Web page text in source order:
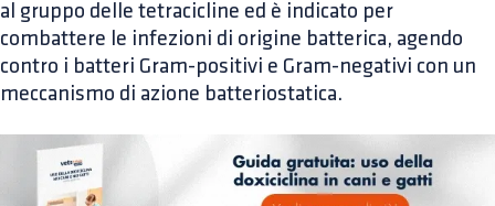
al gruppo delle tetracicline ed è indicato per
combattere le infezioni di origine batterica, agendo
contro i batteri Gram-positivi e Gram-negativi con un
meccanismo di azione batteriostatica.